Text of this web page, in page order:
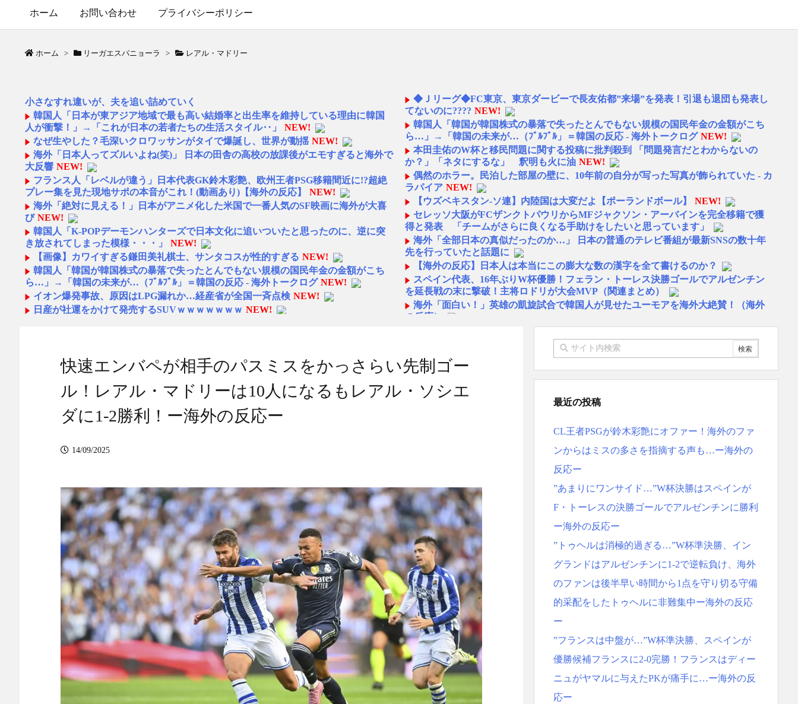
ホーム お問い合わせ プライバシーポリシー
ホーム > リーガエスパニョーラ > レアル・マドリー
小さなすれ違いが、夫を追い詰めていく
韓国人「日本が東アジア地域で最も高い結婚率と出生率を維持している理由に韓国
人が衝撃！」→「これが日本の若者たちの生活スタイル‥」
NEW!
なぜ生やした？毛深いクロワッサンがタイで爆誕し、世界が動揺 NEW!
海外「日本人ってズルいよね(笑)」 日本の田舎の高校の放課後がエモすぎると海外で
大反響 NEW!
フランス人「レベルが違う」日本代表GK鈴木彩艶、欧州王者PSG移籍間近に!?超絶
プレー集を見た現地サポの本音がこれ！(動画あり)【海外の反応】
NEW!
海外「絶対に見える！」日本がアニメ化した米国で一番人気のSF映画に海外が大喜
び NEW!
韓国人「K-POPデーモンハンターズで日本文化に追いついたと思ったのに、逆に突
き放されてしまった模様・・・」
NEW!
【画像】カワイすぎる鎌田美礼棋士、サンタコスが性的すぎる NEW!
韓国人「韓国が韓国株式の暴落で失ったとんでもない規模の国民年金の金額がこち
ら…」→「韓国の未来が…（ﾌﾞﾙﾌﾞﾙ」＝韓国の反応 - 海外トークログ NEW!
イオン爆発事故、原因はLPG漏れか…経産省が全国一斉点検 NEW!
日産が社運をかけて発売するSUVｗｗｗｗｗｗｗ NEW!
か？」「ネタにするな」 釈明も火に油 NEW!
外国人「差別されるぞ」日本人、ついにレンジャーズ移籍！横田大祐が完全移籍
へ！クラブ間合意報道で現地セルティックサポが警鐘！【海外の反応】
NEW!
サッカーのシュート速度の世界ランキングがコチラwwwwww
NEW!
【朗報】冨安健洋さん…もしパレスで大きな故障が無かったら、アーセナルのメデ
ィカルが悪かったことがハッキリする件ｗｗｗｗ
NEW!
偶然のホラー。民泊した部屋の壁に、10年前の自分が写った写真が飾られていた
ラパイア NEW!
【勝利の女神:NIKKE】Hanabee「ドロシー – ルナーライト」「プリバティ – シャー
プレッスン」「アルカナ：フォーチュンメイト」【フィギュア化決定】 NEW!
【画像】板野友美(32)さん、想像以上にデカい乳をしてしまうwww NEW!
海外「お前が言うな！」FIFA会長を批判した元名選手に海外から猛反発！（海外の
反応） - ワールドサッカーファン 海外の反応 NEW!
海外「日本にはこんな特殊な標識があるんだけど皆は見たことある？」→「何これ
めちゃくちゃ可愛いｗｗ」【海外の反応】 NEW!
ドラマとかの帰国子女が「会話にちょくちょく英語を挟む」の、ガチだったｗｗｗ
ｗｗｗｗ NEW!
超高校級と注目された19歳怪物FWの現在...
【海外の反応】日本人は本当にこの膨大な数の漢字を全て書けるのか？
日本人がアメリカで歴史的快挙！中国人「恐ろしすぎる」「人間にこんなことが可
能なのか？」「サッカーで例えるなら…」【海外の反応】
日本人がアメリカで歴史的快挙！中国人「恐ろしすぎる」「人間にこんなことが可
能なのか？」「サッカーで例えるなら…」【海外の反応】
【E-1選手権】日本、韓国に1-0で勝利し、全勝で連覇達成！ジャーメインのゴールを
◆Ｊリーグ◆FC東京、東京ダービーで長友佑都”来場”を発表！引退も退団も発表し
てないのに???? NEW!
韓国人「韓国が韓国株式の暴落で失ったとんでもない規模の国民年金の金額がこち
ら…」→「韓国の未来が…（ﾌﾞﾙﾌﾞﾙ」＝韓国の反応 - 海外トークログ NEW!
本田圭佑のW杯と移民問題に関する投稿に批判殺到 「問題発言だとわからないの
か？」「ネタにするな」 釈明も火に油 NEW!
偶然のホラー。民泊した部屋の壁に、10年前の自分が写った写真が飾られていた - カ
ラパイア NEW!
【ウズベキスタン-ソ連】内陸国は大変だよ【ポーランドボール】
NEW!
セレッソ大阪がFCザンクトパウリからMFジャクソン・アーバインを完全移籍で獲
得と発表 「チームがさらに良くなる手助けをしたいと思っています」
海外「全部日本の真似だったのか…」 日本の普通のテレビ番組が最新SNSの数十年
先を行っていたと話題に
【海外の反応】日本人は本当にこの膨大な数の漢字を全て書けるのか？
スペイン代表、16年ぶりW杯優勝！フェラン・トーレス決勝ゴールでアルゼンチン
を延長戦の末に撃破！主将ロドリが大会MVP（関連まとめ）
海外「面白い！」英雄の凱旋試合で韓国人が見せたユーモアを海外大絶賛！（海外
の反応）
中国人「日本を代表する飲み物は何？」 中国人「あの乳酸菌飲料！」「1884年か
海外「日本人は何者なんだ…」 日本の帰宅部の女子高生たちの本気に世界が驚愕
◆悲報◆マドリーFWロドリゴ残留希望もアロンソ監督はベンチ漬けへ「インド料理
ばかり食ってるからだ」by スペイン紙
「また浅野の時の走り方」 リュディガー走法で60m超爆走、ピッチ横断話題「ちゃ
仰天！驚きの23層バウムクーヘンがすごい-韓国製「こんなの見たことない!」「私の
【海外の反応】 エンゼルス大谷、満塁で勝負を避けられる 敬遠か四球か？！
今シーズンのキャプテンはMF竹内涼に決定！副キャプテンはテセ・六反・河井の3
名に
日本の国宝を見た韓国人の反応ｗｗｗｗｗｗｗｗｗｗｗｗｗ
Powered by livedoor 相互RSS
快速エンバペが相手のパスミスをかっさらい先制ゴー
ル！レアル・マドリーは10人になるもレアル・ソシエ
ダに1-2勝利！ー海外の反応ー
14/09/2025
最近の投稿
CL王者PSGが鈴木彩艶にオファー！海外のファ
ンからはミスの多さを指摘する声も…ー海外の
反応ー
”あまりにワンサイド…”W杯決勝はスペインが
F・トーレスの決勝ゴールでアルゼンチンに勝利
ー海外の反応ー
”トゥヘルは消極的過ぎる…”W杯準決勝、イン
グランドはアルゼンチンに1-2で逆転負け、海外
のファンは後半早い時間から1点を守り切る守備
的采配をしたトゥヘルに非難集中ー海外の反応
ー
”フランスは中盤が…”W杯準決勝、スペインが
優勝候補フランスに2-0完勝！フランスはディー
ニュがヤマルに与えたPKが痛手に…ー海外の反
応ー